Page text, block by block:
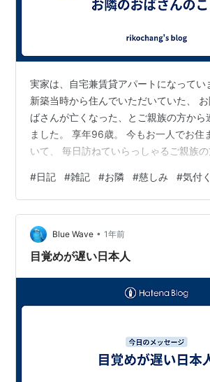
実家は、自宅兼賃貸アパートになってい
新築当時から住んでいただいていた、
ばさんが亡くなった、とご親族の方から
ました。 享年96歳。 今もお一人でお住
いて、 毎日訪ねていらっしゃるご親族
なお付き合いでした。 両親が実家を離れ
換気しに行くたびにやってきて、 津軽
びます。 独特のイントネーションです
のに健常で、 私が片付け始めると一緒に
付けてくれたり、 私が行けない時には換
#日記 #雑記 #お隣 #慈しみ #気付く
Blue Wave • 1年前
目覚めが遅い日本人